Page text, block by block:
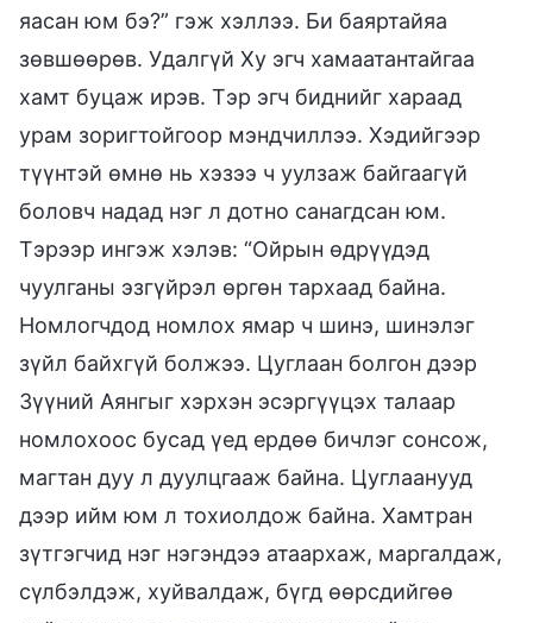
яасан юм бэ?” гэж хэллээ. Би баяртайяа
зөвшөөрөв. Удалгүй Ху эгч хамаатантайгаа
хамт буцаж ирэв. Тэр эгч биднийг хараад
урам зоригтойгоор мэндчиллээ. Хэдийгээр
түүнтэй өмнө нь хэзээ ч уулзаж байгаагүй
боловч надад нэг л дотно санагдсан юм.
Тэрээр ингэж хэлэв: “Ойрын өдрүүдэд
чуулганы эзгүйрэл өргөн тархаад байна.
Номлогчдод номлох ямар ч шинэ, шинэлэг
зүйл байхгүй болжээ. Цуглаан болгон дээр
Зүүний Аянгыг хэрхэн эсэргүүцэх талаар
номлохоос бусад үед ердөө бичлэг сонсож,
магтан дуу л дуулцгааж байна. Цуглаанууд
дээр ийм юм л тохиолдож байна. Хамтран
зүтгэгчид нэг нэгэндээ атаархаж, маргалдаж,
сүлбэлдэж, хуйвалдаж, бүгд өөрсдийгөө